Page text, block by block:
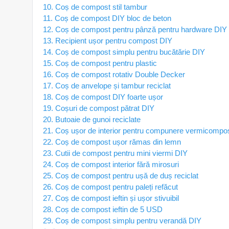
10. Coș de compost stil tambur
11. Coș de compost DIY bloc de beton
12. Coș de compost pentru pânză pentru hardware DIY
13. Recipient ușor pentru compost DIY
14. Coș de compost simplu pentru bucătărie DIY
15. Coș de compost pentru plastic
16. Coș de compost rotativ Double Decker
17. Coș de anvelope și tambur reciclat
18. Coș de compost DIY foarte ușor
19. Coșuri de compost pătrat DIY
20. Butoaie de gunoi reciclate
21. Coș ușor de interior pentru compunere
22. Coș de compost ușor rămas din lemn
23. Cutii de compost pentru mini viermi DIY
24. Coș de compost interior fără mirosuri
25. Coș de compost pentru ușă de duș reciclat
26. Coș de compost pentru paleți refăcut
27. Coș de compost ieftin și ușor stivuibil
28. Coș de compost ieftin de 5 USD
29. Coș de compost simplu pentru verandă DIY